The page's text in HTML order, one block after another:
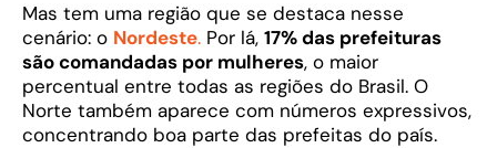
Mas tem uma região que se destaca nesse
cenário: o Nordeste. Por lá, 17% das prefeituras
são comandadas por mulheres, o maior
percentual entre todas as regiões do Brasil. O
Norte também aparece com números expressivos,
concentrando boa parte das prefeitas do país.